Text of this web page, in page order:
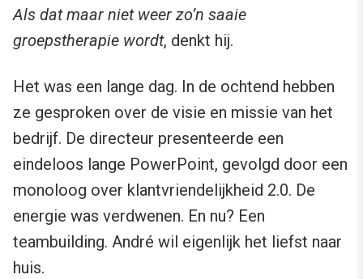
Als dat maar niet weer zo’n saaie
groepstherapie wordt, denkt hij.
Het was een lange dag. In de ochtend hebben
ze gesproken over de visie en missie van het
bedrijf. De directeur presenteerde een
eindeloos lange PowerPoint, gevolgd door een
monoloog over klantvriendelijkheid 2.0. De
energie was verdwenen. En nu? Een
teambuilding. André wil eigenlijk het liefst naar
huis.